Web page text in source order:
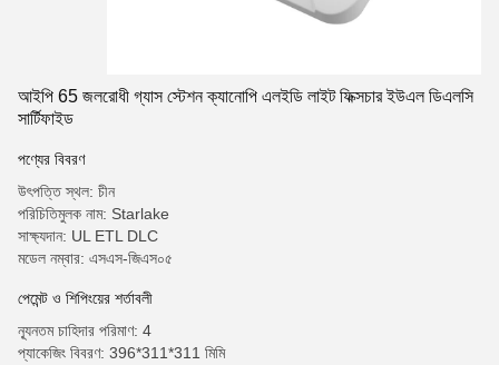
আইপি 65 জলরোধী গ্যাস স্টেশন ক্যানোপি এলইডি লাইট ফিক্সচার ইউএল ডিএলসি
সার্টিফাইড
পণ্যের বিবরণ
উৎপত্তি স্থল: চীন
পরিচিতিমুলক নাম: Starlake
সাক্ষ্যদান: UL ETL DLC
মডেল নম্বার: এসএস-জিএস০৫
পেমেন্ট ও শিপিংয়ের শর্তাবলী
ন্যূনতম চাহিদার পরিমাণ: 4
প্যাকেজিং বিবরণ: 396*311*311 মিমি